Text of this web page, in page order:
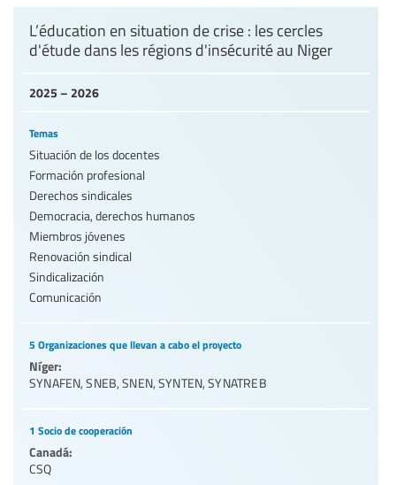
2025 – 2026
L’éducation en situation de crise : les cercles
d'étude dans les régions d'insécurité au Niger
Temas
Situación de los docentes
Formación profesional
Derechos sindicales
Democracia, derechos humanos
Miembros jóvenes
Renovación sindical
Sindicalización
Comunicación
5 Organizaciones que llevan a cabo el proyecto
Níger:
SYNAFEN,SNEB,SNEN,SYNTEN,SYNATREB
1 Socio de cooperación
Canadá:
CSQ